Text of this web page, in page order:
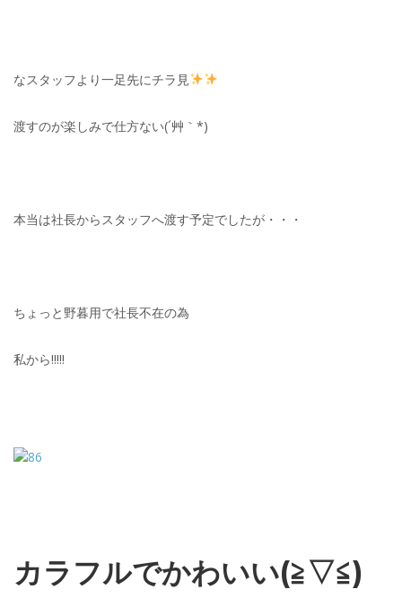
なスタッフより一足先にチラ見
渡すのが楽しみで仕方ない(´艸｀*)
本当は社長からスタッフへ渡す予定でしたが・・・
ちょっと野暮用で社長不在の為
私から!!!!!
カラフルでかわいい(≧▽≦)